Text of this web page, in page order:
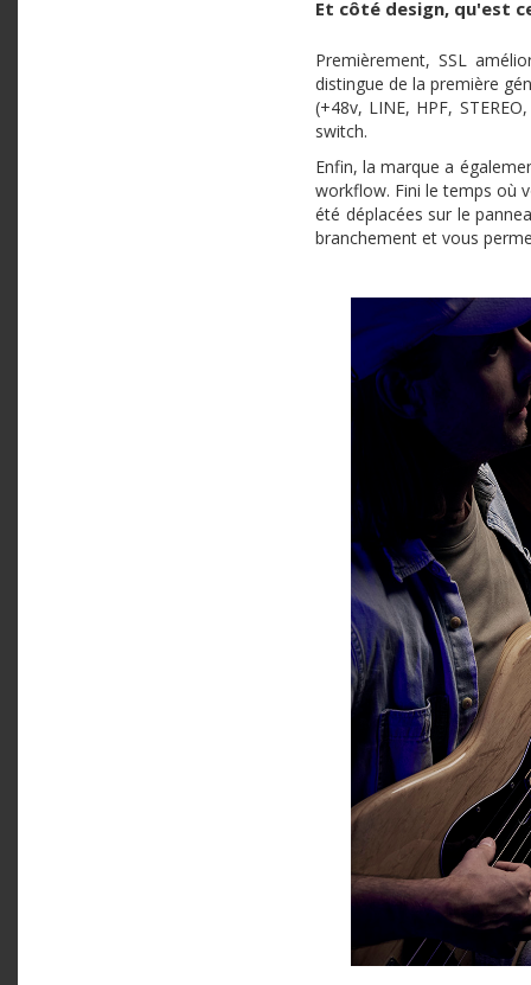
Et côté design, qu'est
Premièrement, SSL
distingue de la première
(+48v, LINE, HPF,
switch.
Enfin, la marque a
workflow. Fini le temps où
été déplacées sur le
branchement et vous